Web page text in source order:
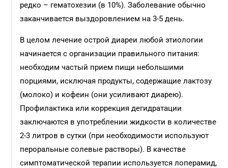
редко – гематохезии (в 10%). Заболевание обычно
заканчивается выздоровлением на 3-5 день.
В целом лечение острой диареи любой этиологии
начинается с организации правильного питания:
необходим частый прием пищи небольшими
порциями, исключая продукты, содержащие лактозу
(молоко) и кофеин (они усиливают диарею).
Профилактика или коррекция дегидратации
заключаются в употреблении жидкости в количестве
2-3 литров в сутки (при необходимости используют
пероральные солевые растворы). В качестве
симптоматической терапии используется лоперамид,